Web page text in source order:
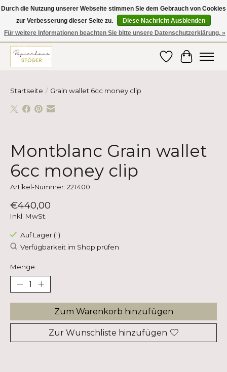
Hier finden Sie hochwertige Produkte im Bereich Schule, Büro, Papier,
Schreiben und vieles mehr! Erhalten Sie Ihre Bestellung bequem nach
Hause oder ins Büro geliefert!
Wunschzettel
Ihr
Startseite / Grain wallet 6cc money clip
Montblanc Grain wallet
6cc money clip
Artikel-Nummer: 221400
€440,00
Inkl. MwSt.
Auf Lager (1)
Verfügbarkeit im Shop prüfen
Menge:
Zum Warenkorb hinzufügen
Zur Wunschliste hinzufügen
Durch die Nutzung unserer Webseite stimmen Sie dem Gebrauch von Cookies
zur Verbesserung dieser Seite zu.
Diese Nachricht Ausblenden
Für weitere Informationen beachten Sie bitte unsere Datenschutzerklärung. »